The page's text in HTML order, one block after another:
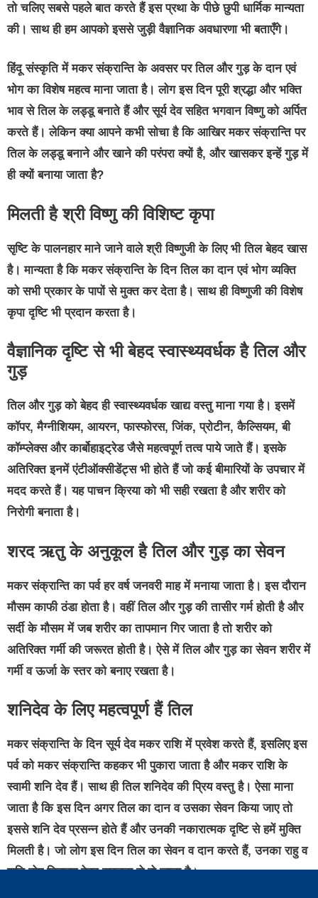
तो चलिए सबसे पहले बात करते हैं इस प्रथा के पीछे छुपी धार्मिक मान्यता
की। साथ ही हम आपको इससे जुड़ी वैज्ञानिक अवधारणा भी बताएँगे।
हिंदू संस्कृति में मकर संक्रान्ति के अवसर पर तिल और गुड़ के दान एवं
भोग का विशेष महत्व माना जाता है। लोग इस दिन पूरी श्रद्धा और भक्ति
भाव से तिल के लड्डू बनाते हैं और सूर्य देव सहित भगवान विष्णु को अर्पित
करते हैं। लेकिन क्या आपने कभी सोचा है कि आखिर मकर संक्रान्ति पर
तिल के लड्डू बनाने और खाने की परंपरा क्यों है, और खासकर इन्हें गुड़ में
ही क्यों बनाया जाता है?
मिलती है श्री विष्णु की विशिष्ट कृपा
सृष्टि के पालनहार माने जाने वाले श्री विष्णुजी के लिए भी तिल बेहद खास
है। मान्यता है कि मकर संक्रान्ति के दिन तिल का दान एवं भोग व्यक्ति
को सभी प्रकार के पापों से मुक्त कर देता है। साथ ही विष्णुजी की विशेष
कृपा दृष्टि भी प्रदान करता है।
वैज्ञानिक दृष्टि से भी बेहद स्वास्थ्यवर्धक है तिल और
गुड़
तिल और गुड़ को बेहद ही स्वास्थ्यवर्धक खाद्य वस्तु माना गया है। इसमें
कॉपर, मैग्नीशियम, आयरन, फास्फोरस, जिंक, प्रोटीन, कैल्सियम, बी
कॉम्प्लेक्स और कार्बोहाइट्रेड जैसे महत्वपूर्ण तत्व पाये जाते हैं। इसके
अतिरिक्त इनमें एंटीऑक्सीडेंट्स भी होते हैं जो कई बीमारियों के उपचार में
मदद करते हैं। यह पाचन क्रिया को भी सही रखता है और शरीर को
निरोगी बनाता है।
शरद ऋतु के अनुकूल है तिल और गुड़ का सेवन
मकर संक्रान्ति का पर्व हर वर्ष जनवरी माह में मनाया जाता है। इस दौरान
मौसम काफी ठंडा होता है। वहीं तिल और गुड़ की तासीर गर्म होती है और
सर्दी के मौसम में जब शरीर का तापमान गिर जाता है तो शरीर को
अतिरिक्त गर्मी की जरूरत होती है। ऐसे में तिल और गुड़ का सेवन शरीर में
गर्मी व ऊर्जा के स्तर को बनाए रखता है।
शनिदेव के लिए महत्वपूर्ण हैं तिल
मकर संक्रान्ति के दिन सूर्य देव मकर राशि में प्रवेश करते हैं, इसलिए इस
पर्व को मकर संक्रान्ति कहकर भी पुकारा जाता है और मकर राशि के
स्वामी शनि देव हैं। साथ ही तिल शनिदेव की प्रिय वस्तु है। ऐसा माना
जाता है कि इस दिन अगर तिल का दान व उसका सेवन किया जाए तो
इससे शनि देव प्रसन्न होते हैं और उनकी नकारात्मक दृष्टि से हमें मुक्ति
मिलती है। जो लोग इस दिन तिल का सेवन व दान करते हैं, उनका राहु व
शनि दोष निवारण बेहद सरलता से हो जाता है।